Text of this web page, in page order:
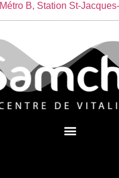
Métro B, Station St-